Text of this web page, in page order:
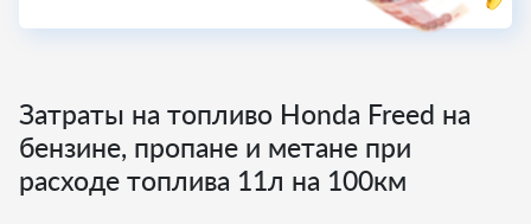
Затраты на топливо Honda Freed на
бензине, пропане и метане при
расходе топлива 11л на 100км